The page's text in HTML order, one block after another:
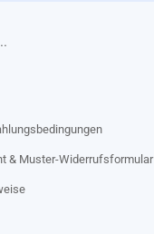
& Muster-Widerrufsformular